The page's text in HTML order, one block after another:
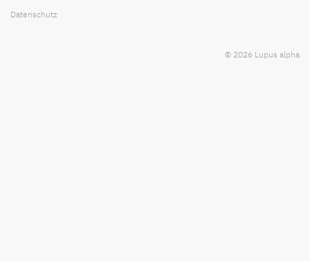
Datenschutz
© 2026 Lupus alpha